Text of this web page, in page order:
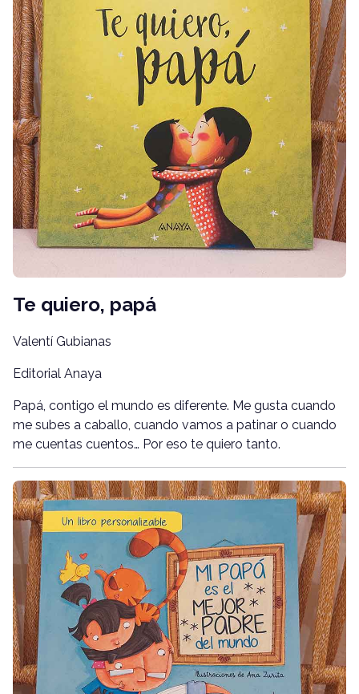
Te quiero, papá
Valentí Gubianas
Editorial Anaya
Papá, contigo el mundo es diferente. Me gusta cuando
me subes a caballo, cuando vamos a patinar o cuando
me cuentas cuentos… Por eso te quiero tanto.